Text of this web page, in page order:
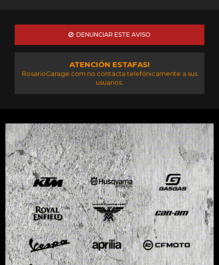
DENUNCIAR ESTE AVISO
ATENCIÓN ESTAFAS!
RosarioGarage.com no contacta telefónicamente a sus
usuarios.